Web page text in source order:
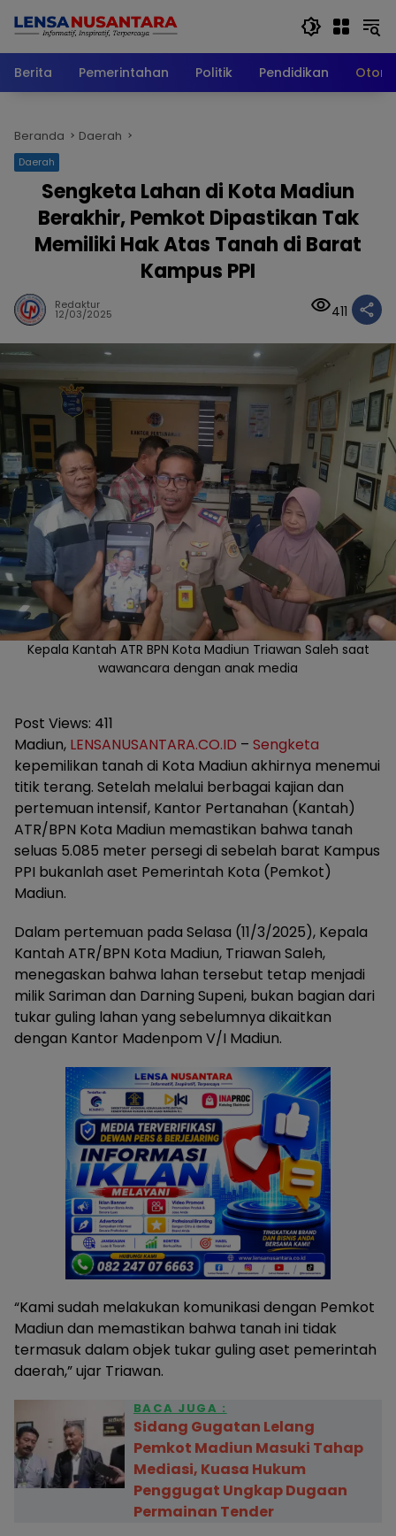
Berita
Pemerintahan Politik Pendidikan
Beranda Daerah
Daerah
Sengketa Lahan di Kota Madiun
Berakhir, Pemkot Dipastikan Tak
Memiliki Hak Atas Tanah di Barat
Kampus PPI
Redaktur
12/03/2025 411
Kepala Kantah ATR BPN Kota Madiun Triawan Saleh saat
wawancara dengan anak media
Post Views: 411
Madiun, LENSANUSANTARA.CO.ID – Sengketa
kepemilikan tanah di Kota Madiun akhirnya menemui
titik terang. Setelah melalui berbagai kajian dan
pertemuan intensif, Kantor Pertanahan (Kantah)
ATR/BPN Kota Madiun memastikan bahwa tanah
seluas 5.085 meter persegi di sebelah barat Kampus
PPI bukanlah aset Pemerintah Kota (Pemkot)
Madiun.
Dalam pertemuan pada Selasa (11/3/2025), Kepala
Kantah ATR/BPN Kota Madiun, Triawan Saleh,
menegaskan bahwa lahan tersebut tetap menjadi
milik Sariman dan Darning Supeni, bukan bagian dari
tukar guling lahan yang sebelumnya dikaitkan
dengan Kantor Madenpom V/I Madiun.
“Kami sudah melakukan komunikasi dengan Pemkot
Madiun dan memastikan bahwa tanah ini tidak
termasuk dalam objek tukar guling aset pemerintah
daerah,” ujar Triawan.
BACA JUGA :
‎Sidang Gugatan Lelang
Pemkot Madiun Masuki Tahap
Mediasi, Kuasa Hukum
Penggugat Ungkap Dugaan
Permainan Tender